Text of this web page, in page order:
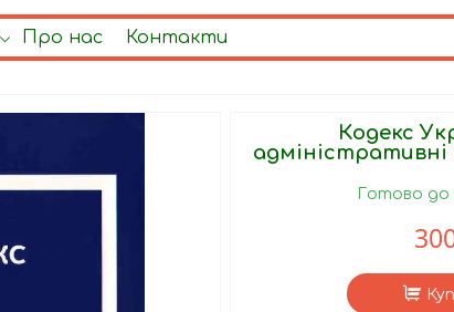
Про нас Контакти
Кодекс
Готово до